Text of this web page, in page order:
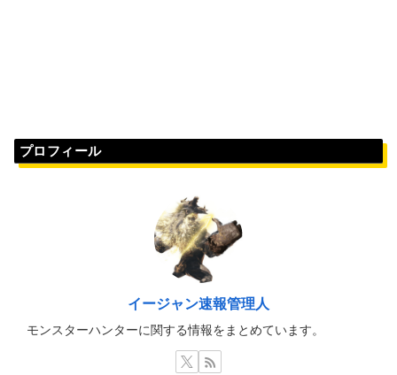
プロフィール
イージャン速報管理人
モンスターハンターに関する情報をまとめています。